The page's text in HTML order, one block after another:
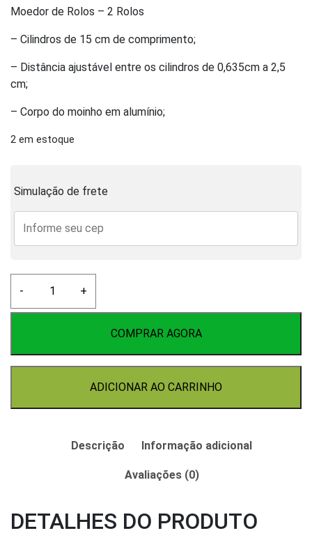
of
5
original
era:
atual
é:
R$750,00.
Moedor de Rolos – 2 Rolos
– Cilindros de 15 cm de comprimento;
– Distância ajustável entre os cilindros de 0,635cm a 2,5
cm;
– Corpo do moinho em alumínio;
2 em estoque
Simulação de frete
-
Rolos
+
COMPRAR AGORA
ADICIONAR AO CARRINHO
Descrição Informação adicional
Avaliações (0)
DETALHES DO PRODUTO